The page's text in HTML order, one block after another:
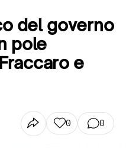
del governo
pole
e
0 0